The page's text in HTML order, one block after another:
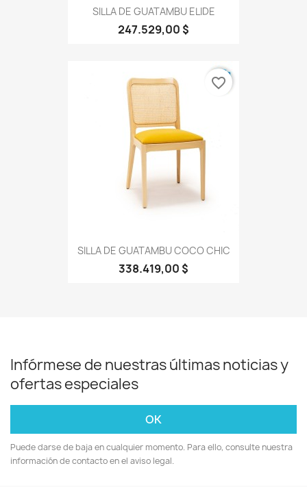
SILLA DE GUATAMBU ELIDE
247.529,00 $
SILLA DE GUATAMBU COCO CHIC
338.419,00 $
favorite_border
Infórmese de nuestras últimas noticias y
ofertas especiales
Puede darse de baja en cualquier momento. Para ello, consulte nuestra
información de contacto en el aviso legal.